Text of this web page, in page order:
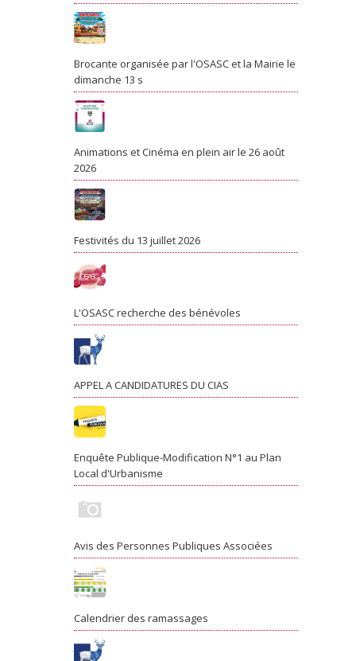
Brocante organisée par l'OSASC et la Mairie le
dimanche 13 s
Animations et Cinéma en plein air le 26 août
2026
Festivités du 13 juillet 2026
L'OSASC recherche des bénévoles
APPEL A CANDIDATURES DU CIAS
Enquête Publique-Modification N°1 au Plan
Local d'Urbanisme
Avis des Personnes Publiques Associées
Calendrier des ramassages